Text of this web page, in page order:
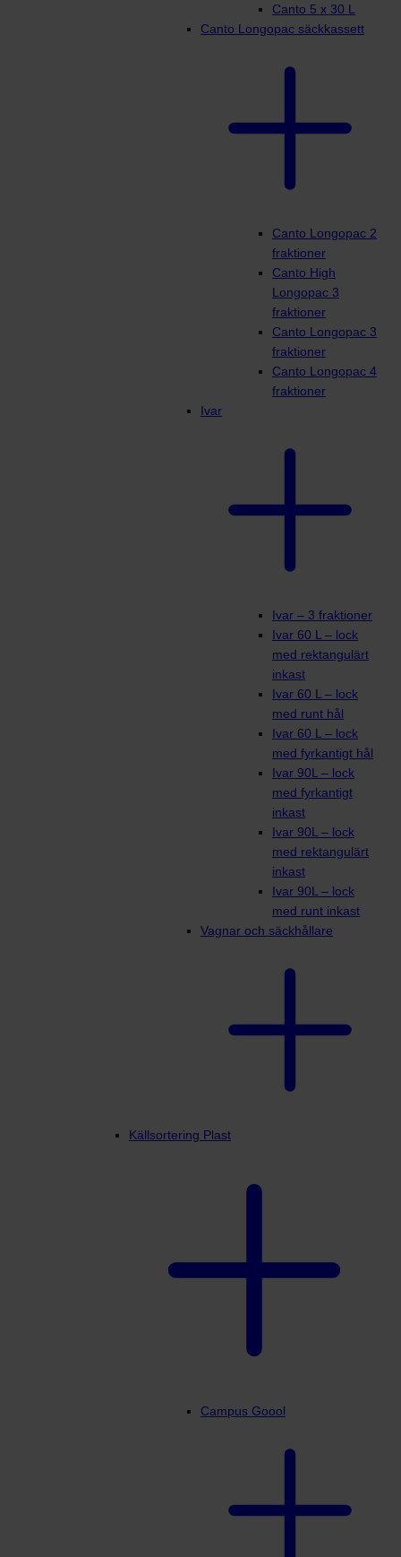
Canto 5 x 30 L
Canto Longopac säckkassett
Canto Longopac 2
fraktioner
Canto High
Longopac 3
fraktioner
Canto Longopac 3
fraktioner
Canto Longopac 4
fraktioner
Ivar
Ivar – 3 fraktioner
Ivar 60 L – lock
med rektangulärt
inkast
Ivar 60 L – lock
med runt hål
Ivar 60 L – lock
med fyrkantigt hål
Ivar 90L – lock
med fyrkantigt
inkast
Ivar 90L – lock
med rektangulärt
inkast
Ivar 90L – lock
med runt inkast
Vagnar och säckhållare
Källsortering Plast
Campus Goool